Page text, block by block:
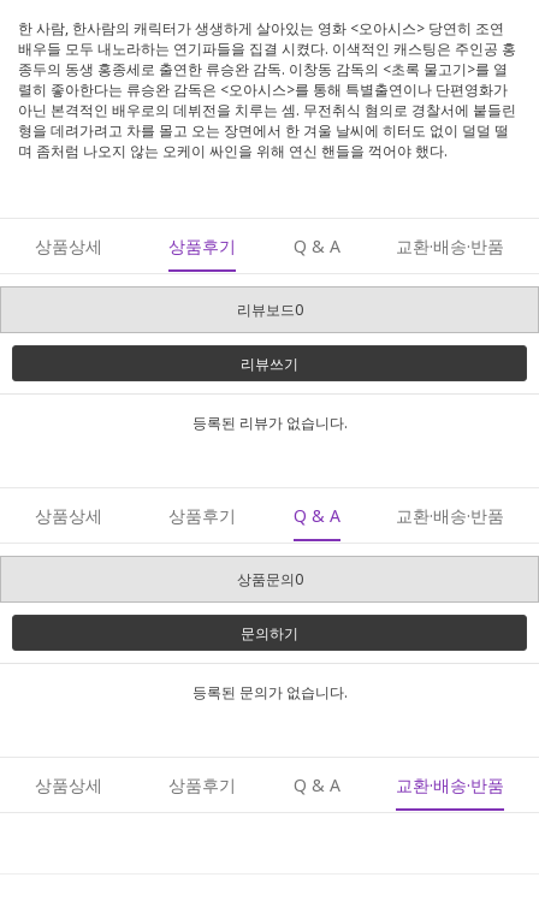
한 사람, 한사람의 캐릭터가 생생하게 살아있는 영화 <오아시스> 당연히 조연
배우들 모두 내노라하는 연기파들을 집결 시켰다. 이색적인 캐스팅은 주인공 홍
종두의 동생 홍종세로 출연한 류승완 감독. 이창동 감독의 <초록 물고기>를 열
렬히 좋아한다는 류승완 감독은 <오아시스>를 통해 특별출연이나 단편영화가
아닌 본격적인 배우로의 데뷔전을 치루는 셈. 무전취식 혐의로 경찰서에 붙들린
형을 데려가려고 차를 몰고 오는 장면에서 한 겨울 날씨에 히터도 없이 덜덜 떨
며 좀처럼 나오지 않는 오케이 싸인을 위해 연신 핸들을 꺽어야 했다.
상품상세 상품후기 Q & A 교환·배송·반품
리뷰보드0
리뷰쓰기
등록된 리뷰가 없습니다.
상품상세 상품후기 Q & A 교환·배송·반품
상품문의0
문의하기
등록된 문의가 없습니다.
상품상세 상품후기 Q & A 교환·배송·반품